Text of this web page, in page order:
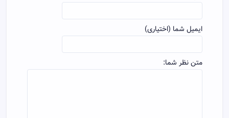
ایمیل شما (اختیاری)
متن نظر شما: